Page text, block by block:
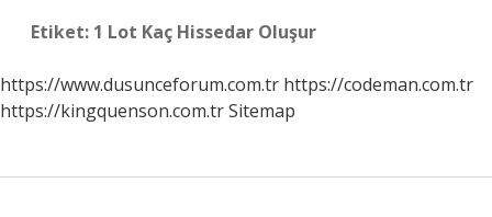
Etiket: 1 Lot Kaç Hissedar Oluşur
https://www.dusunceforum.com.tr https://codeman.com.tr
https://kingquenson.com.trSitemap